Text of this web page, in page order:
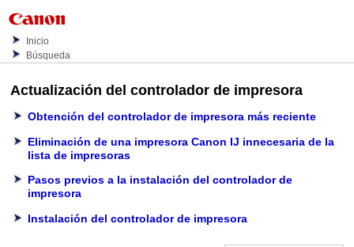
Inicio
Búsqueda
Actualización del controlador de impresora
Obtención del controlador de impresora más reciente
Eliminación de una impresora Canon IJ innecesaria de la
lista de impresoras
Pasos previos a la instalación del controlador de
impresora
Instalación del controlador de impresora